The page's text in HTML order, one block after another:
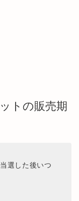
トの販売期
選した後いつ